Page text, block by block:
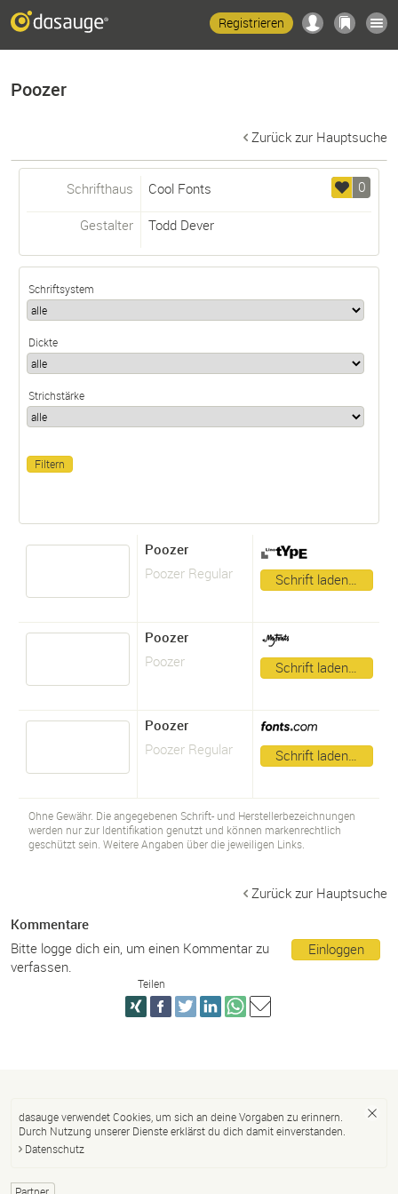
Registrieren
Poozer
Zurück zur Hauptsuche
0
Schrifthaus Cool Fonts
Gestalter Todd Dever
Schriftsystem
Dickte
Strichstärke
Poozer
Poozer Regular
Schrift laden…
Poozer
Poozer
Schrift laden…
Poozer
Poozer Regular
Schrift laden…
Ohne Gewähr. Die angegebenen Schrift- und Herstellerbezeichnungen
werden nur zur Identifikation genutzt und können markenrechtlich
geschützt sein. Weitere Angaben über die jeweiligen Links.
Zurück zur Hauptsuche
Kommentare
Einloggen
Bitte logge dich ein, um einen Kommentar zu
verfassen.
Teilen
dasauge verwendet Cookies, um sich an deine Vorgaben zu erinnern.
Durch Nutzung unserer Dienste erklärst du dich damit einverstanden.
Datenschutz
Partner